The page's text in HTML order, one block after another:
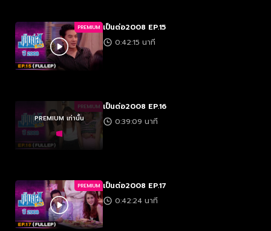
PREMIUM เป็นต่อ2008 EP.15
0:42:15 นาที
PREMIUM
PREMIUM เท่านั้น
เป็นต่อ2008 EP.16
0:39:09 นาที
PREMIUM เป็นต่อ2008 EP.17
0:42:24 นาที